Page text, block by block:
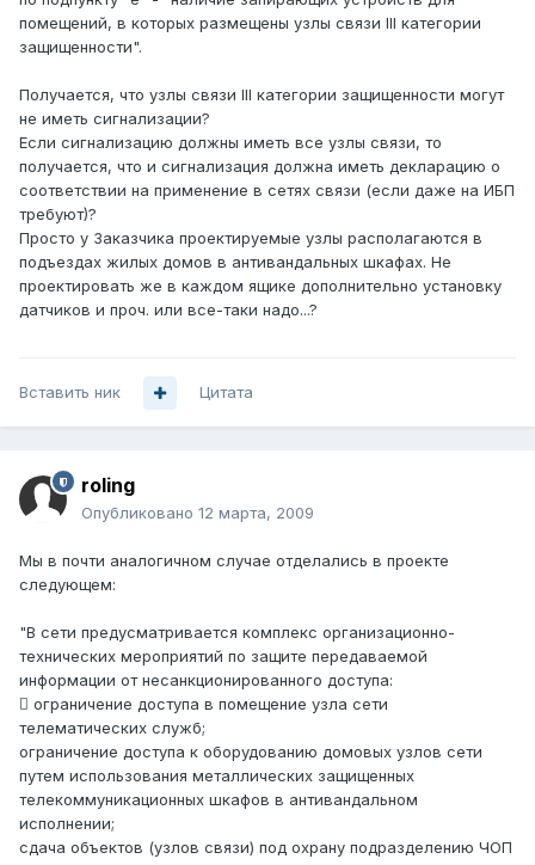
помещений, в которых размещены узлы связи III категории
защищенности".
Получается, что узлы связи III категории защищенности могут
не иметь сигнализации?
Если сигнализацию должны иметь все узлы связи, то
получается, что и сигнализация должна иметь декларацию о
соответствии на применение в сетях связи (если даже на ИБП
требуют)?
Просто у Заказчика проектируемые узлы располагаются в
подъездах жилых домов в антивандальных шкафах. Не
проектировать же в каждом ящике дополнительно установку
датчиков и проч. или все-таки надо...?
Вставить ник Цитата
roling
Опубликовано 12 марта, 2009
Мы в почти аналогичном случае отделались в проекте
следующем:
"В сети предусматривается комплекс организационно-
технических мероприятий по защите передаваемой
информации от несанкционированного доступа:
 ограничение доступа в помещение узла сети
телематических служб;
ограничение доступа к оборудованию домовых узлов сети
путем использования металлических защищенных
телекоммуникационных шкафов в антивандальном
исполнении;
сдача объектов (узлов связи) под охрану подразделению ЧОП